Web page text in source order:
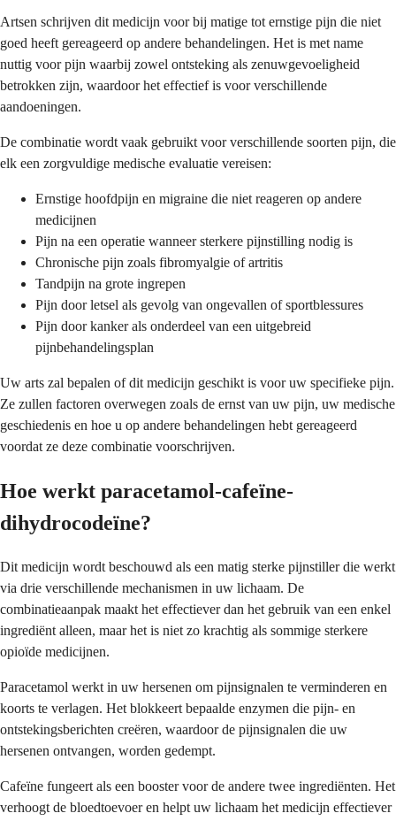
Artsen schrijven dit medicijn voor bij matige tot ernstige pijn die niet
goed heeft gereageerd op andere behandelingen. Het is met name
nuttig voor pijn waarbij zowel ontsteking als zenuwgevoeligheid
betrokken zijn, waardoor het effectief is voor verschillende
aandoeningen.
De combinatie wordt vaak gebruikt voor verschillende soorten pijn, die
elk een zorgvuldige medische evaluatie vereisen:
Ernstige hoofdpijn en migraine die niet reageren op andere
medicijnen
Pijn na een operatie wanneer sterkere pijnstilling nodig is
Chronische pijn zoals fibromyalgie of artritis
Tandpijn na grote ingrepen
Pijn door letsel als gevolg van ongevallen of sportblessures
Pijn door kanker als onderdeel van een uitgebreid
pijnbehandelingsplan
Uw arts zal bepalen of dit medicijn geschikt is voor uw specifieke pijn.
Ze zullen factoren overwegen zoals de ernst van uw pijn, uw medische
geschiedenis en hoe u op andere behandelingen hebt gereageerd
voordat ze deze combinatie voorschrijven.
Hoe werkt paracetamol-cafeïne-
dihydrocodeïne?
Dit medicijn wordt beschouwd als een matig sterke pijnstiller die werkt
via drie verschillende mechanismen in uw lichaam. De
combinatieaanpak maakt het effectiever dan het gebruik van een enkel
ingrediënt alleen, maar het is niet zo krachtig als sommige sterkere
opioïde medicijnen.
Paracetamol werkt in uw hersenen om pijnsignalen te verminderen en
koorts te verlagen. Het blokkeert bepaalde enzymen die pijn- en
ontstekingsberichten creëren, waardoor de pijnsignalen die uw
hersenen ontvangen, worden gedempt.
Cafeïne fungeert als een booster voor de andere twee ingrediënten. Het
verhoogt de bloedtoevoer en helpt uw lichaam het medicijn effectiever